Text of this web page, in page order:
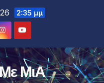
2:35 μμ
ΜιΑ